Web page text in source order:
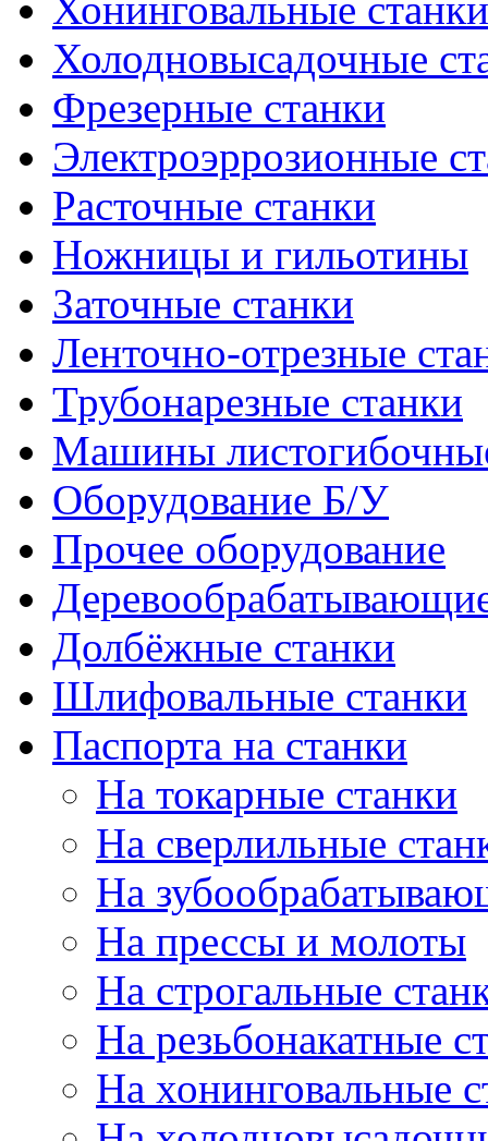
Хонинговальные станки
Холодновысадочные
Фрезерные станки
Электроэррозионные
Расточные станки
Ножницы и гильотины
Заточные станки
Ленточно-отрезные
Трубонарезные станки
Машины
Оборудование Б/У
Прочее оборудование
Долбёжные станки
Шлифовальные станки
Паспорта на станки
На токарные станки
На сверлильные
На
На прессы и молоты
На строгальные
На резьбонакатные
На хонинговальные